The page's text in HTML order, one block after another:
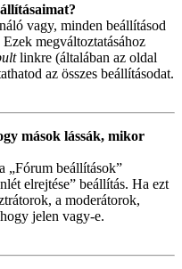
vagy, minden beállításod
megváltoztatásához
linkre (általában az oldal
az összes beállításodat.
mások lássák, mikor
„Fórum beállítások”
elrejtése” beállítás. Ha ezt
a moderátorok,
jelen vagy-e.